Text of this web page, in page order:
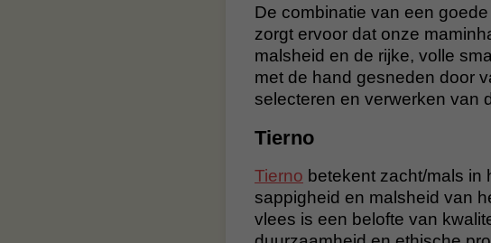
De combinatie van een
zorgt ervoor dat onze
malsheid en de rijke, volle
met de hand gesneden door
selecteren en verwerken van
Tierno
Tierno betekent zacht/mals in
sappigheid en malsheid van
vlees is een belofte van